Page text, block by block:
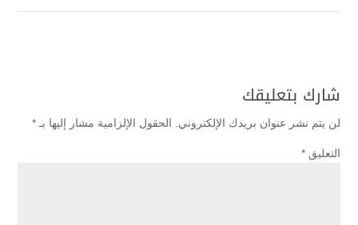
شارك بتعليقك
لن يتم نشر عنوان بريدك الإلكتروني. الحقول الإلزامية مشار إليها بـ *
التعليق *